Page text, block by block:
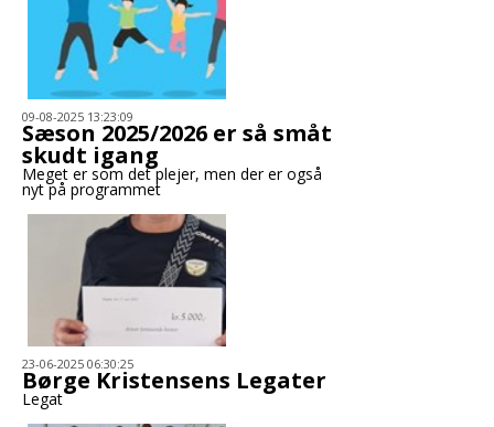
09-08-2025 13:23:09
Sæson 2025/2026 er så småt
skudt igang
Meget er som det plejer, men der er også
nyt på programmet
23-06-2025 06:30:25
Børge Kristensens Legater
Legat